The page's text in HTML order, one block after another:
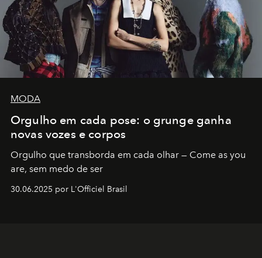
MODA
Orgulho em cada pose: o grunge ganha
novas vozes e corpos
Orgulho que transborda em cada olhar — Come as you
are, sem medo de ser
30.06.2025 por L'Officiel Brasil